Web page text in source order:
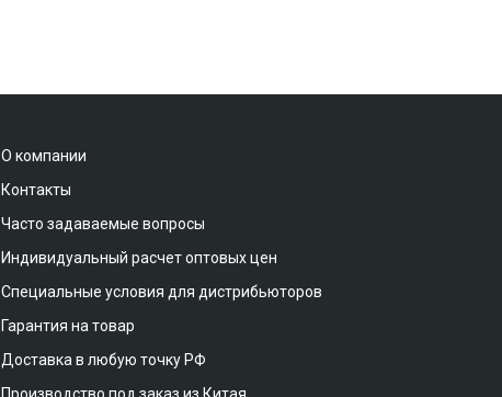
О компании
Контакты
Часто задаваемые вопросы
Индивидуальный расчет оптовых цен
Специальные условия для дистрибьюторов
Гарантия на товар
Доставка в любую точку РФ